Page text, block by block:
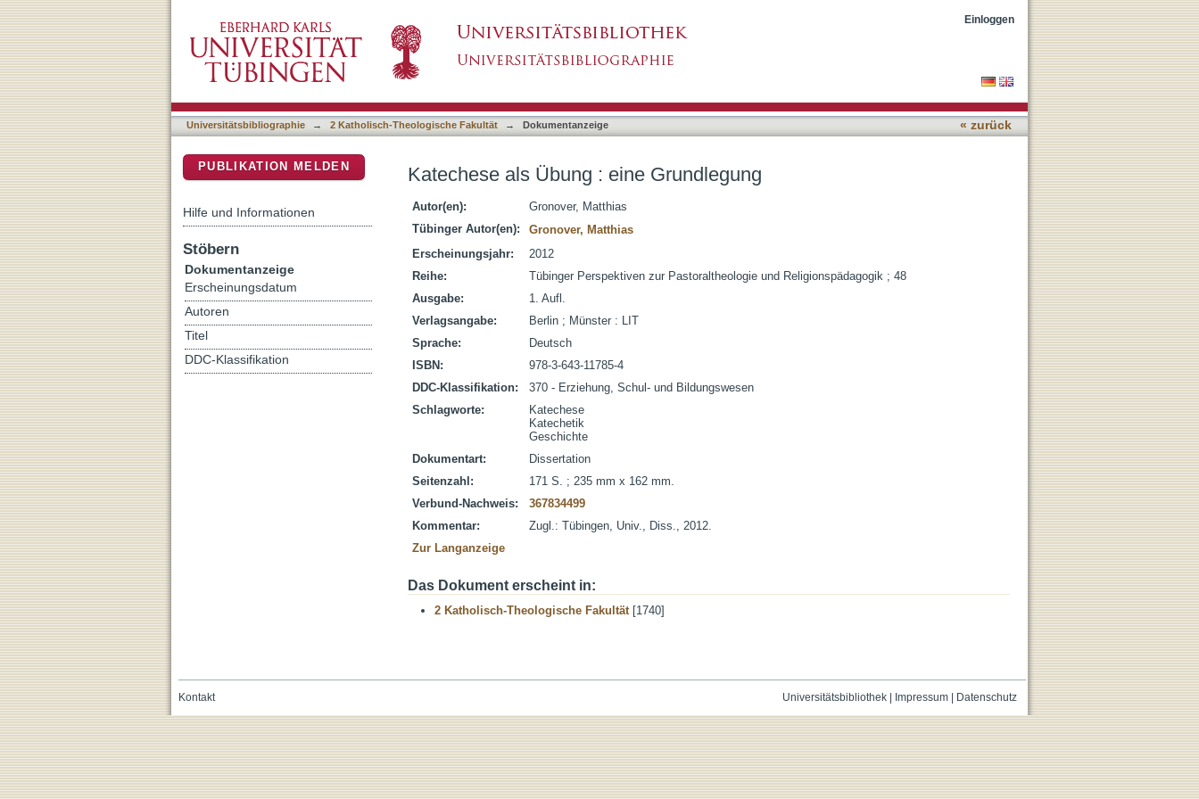
Einloggen
Universitätsbibliographie → 2 Katholisch-Theologische Fakultät → Dokumentanzeige « zurück
Katechese als Übung : eine Grundlegung
Autor(en):
Gronover, Matthias
Tübinger Autor(en):
Gronover, Matthias
Erscheinungsjahr:
2012
Reihe:
Tübinger Perspektiven zur Pastoraltheologie und Religionspädagogik ; 48
Ausgabe:
1. Aufl.
Verlagsangabe:
Berlin ; Münster : LIT
Sprache:
Deutsch
ISBN:
978-3-643-11785-4
DDC-Klassifikation:
370 - Erziehung, Schul- und Bildungswesen
Schlagworte:
Katechese
Katechetik
Geschichte
Dokumentart:
Dissertation
Seitenzahl:
171 S. ; 235 mm x 162 mm.
Verbund-Nachweis:
367834499
Kommentar:
Zugl.: Tübingen, Univ., Diss., 2012.
Zur Langanzeige
Das Dokument erscheint in:
2 Katholisch-Theologische Fakultät[1740]
PUBLIKATION MELDEN
Hilfe und Informationen
Stöbern
Dokumentanzeige
Erscheinungsdatum
Autoren
Titel
DDC-Klassifikation
Universitätsbibliothek| Impressum| Datenschutz
Kontakt